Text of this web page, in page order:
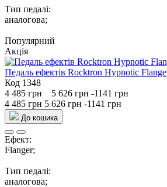
Тип педалі:
аналогова;
Популярний
Акція
Педаль ефектів Rocktron Hypnotic Flange
Код 1348
4 485 грн 5 626 грн -1141 грн
4 485 грн 5 626 грн -1141 грн
До кошика
Ефект:
Flanger;
Тип педалі:
аналогова;